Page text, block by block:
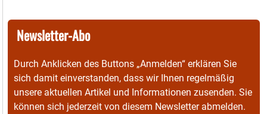
Newsletter-Abo
Durch Anklicken des Buttons „Anmelden“ erklären Sie
sich damit einverstanden, dass wir Ihnen regelmäßig
unsere aktuellen Artikel und Informationen zusenden. Sie
können sich jederzeit von diesem Newsletter abmelden.